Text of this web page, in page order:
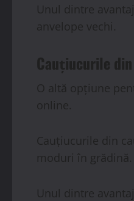
Unul dintre
anvelope vechi.
Cauțiucurile
O altă opțiune
online.
Cauțiucurile din
moduri în grădină.
Unul dintre